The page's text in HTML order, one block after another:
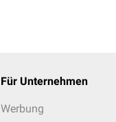
Für Unternehmen
Werbung